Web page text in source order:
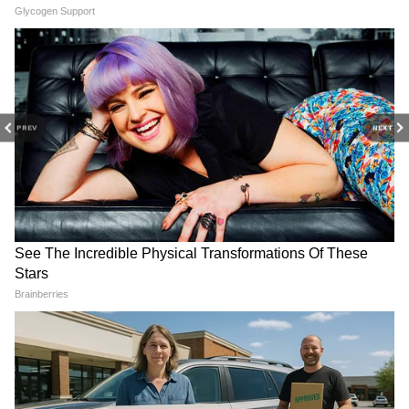
PREV NEXT
উপযুক্ত সময়। আমরা সম্প্রতি কিংবদন্তি হ্যারি
বেলাফন্টেকে হারিয়েছি এবং আমরা তাঁকেও একটি
বিশেষ শ্রদ্ধা নিবেদন করেছি।” তাঁর কথায়, “এটি
এমন একটি বাদ্যযন্ত্র যেখানে সত্যজিৎ রায়ের
রচনাটি নাইরোবিতে বেলাফন্টে, রাহুল দেব বর্মণ,
সলিল চৌধুরী এবং এ আর রহমানের সুরের সাথে
মিলে যায়। ভারতীয় সঙ্গীত কীভাবে বিশ্বব্যাপী
ছড়িয়ে পড়েছে, তা দেখানোর জন্য এটি আমাদের
উদ্যোগ।”
RECOMMENDED STORIES